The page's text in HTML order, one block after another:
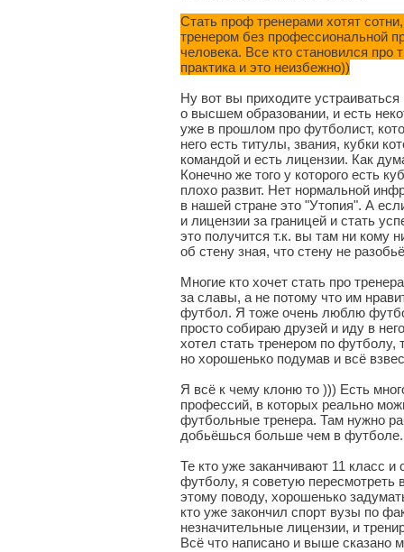
Стать проф тренерами хотят
тренером без профессиональной
человека. Все кто становился про
практика и это неизбежно))
Ну вот вы приходите
о высшем образовании, и есть
уже в прошлом про футболист,
него есть титулы, звания, кубки
командой и есть лицензии. Как
Конечно же того у которого есть
плохо развит. Нет нормальной
в нашей стране это "Утопия". А
и лицензии за границей и стать
это получится т.к. вы там ни кому
об стену зная, что стену не
Многие кто хочет стать про
за славы, а не потому что им
футбол. Я тоже очень люблю
просто собираю друзей и иду в
хотел стать тренером по
но хорошенько подумав и всё
Я всё к чему клоню то ))) Есть
профессий, в которых реально
футбольные тренера. Там нужно
добьёшься больше чем в
Те кто уже заканчивают 11 класс
футболу, я советую пересмотреть
этому поводу, хорошенько
кто уже закончил спорт вузы по
незначительные лицензии, и
Всё что написано и выше сказано